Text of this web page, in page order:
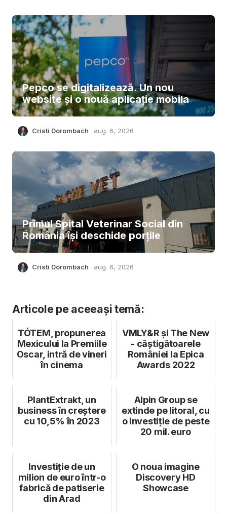
Pepco se digitalizează. Un nou
website și o nouă aplicație mobila
Cristi Dorombach aug. 6, 2026
Primul Spital Veterinar Social din
România își deschide porțile
Cristi Dorombach aug. 6, 2026
Articole pe aceeași temă:
TÓTEM, propunerea
Mexicului la Premiile
Oscar, intră de vineri
în cinema
VMLY&R și The New
- câștigătoarele
României la Epica
Awards 2022
PlantExtrakt, un
business în creștere
cu 10,5% în 2023
Alpin Group se
extinde pe litoral, cu
o investiție de peste
20 mil. euro
Investiție de un
milion de euro într-o
fabrică de patiserie
din Arad
O noua imagine
Discovery HD
Showcase